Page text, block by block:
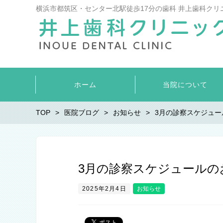
横浜市都筑区・センター北駅徒歩17分の歯科 井上歯科クリ
ホーム 当院について
TOP 医院ブログ お知らせ 3月の診察スケジュ
3月の診察スケジュール
2025年2月4日 お知らせ